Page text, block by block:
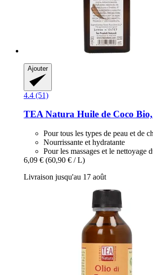
Ajouter
4.4 (51)
TEA Natura Huile de Coco
Pour tous les types de peau et de
Nourrissante et hydratante
Pour les massages et le nettoyage
6,09 € (60,90 € / L)
Livraison jusqu'au 17 août